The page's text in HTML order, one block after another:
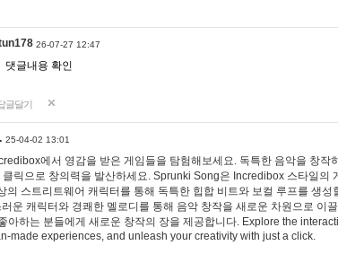
26-07-27 12:47
댓글내용 확인
글달기
25-04-02 13:01
에서 영감을 받은 게임들을 탐험해보세요. 독특한 음악을 창작
클릭으로 창의력을 발산하세요. Sprunki Song은 Incredibox 스타일의
의 스트리트웨어 캐릭터를 통해 독특한 힙합 비트와 보컬 루프를 생성
운 캐릭터와 경쾌한 멜로디를 통해 음악 창작을 새로운 차원으로 이
아하는 분들에게 새로운 창작의 장을 제공합니다. Explore the
made experiences, and unleash your creativity with just a click.